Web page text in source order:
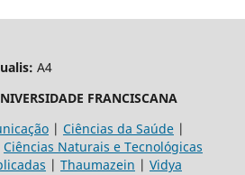
A4
FRANCISCANA
| Ciências da Saúde|
Ciências Naturais e Tecnológicas
| Thaumazein | Vidya